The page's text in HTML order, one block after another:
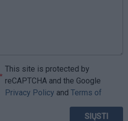
This site is protected by
reCAPTCHA and the Google
Privacy Policy and Terms of